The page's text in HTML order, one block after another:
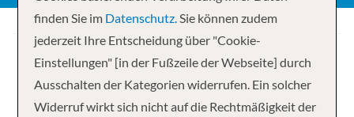
finden Sie im Datenschutz.Sie können zudem
jederzeit Ihre Entscheidung über "Cookie-
Einstellungen" [in der Fußzeile der Webseite] durch
Ausschalten der Kategorien widerrufen. Ein solcher
Widerruf wirkt sich nicht auf die Rechtmäßigkeit der